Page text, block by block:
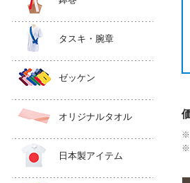
タスキ・腕章
ゼッケン
オリジナルタオル
日本製アイテム
※
※